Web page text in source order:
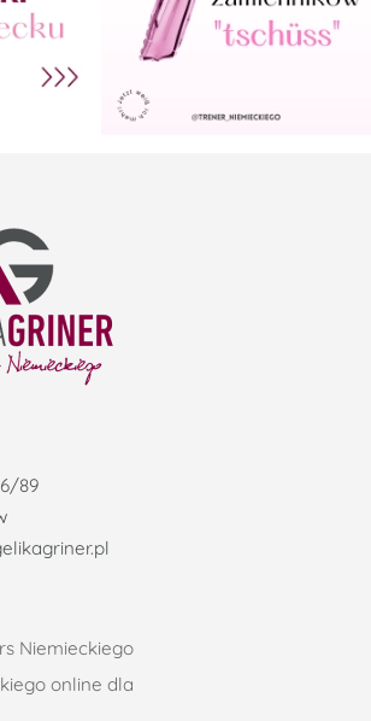
89
Niemieckiego
online dla